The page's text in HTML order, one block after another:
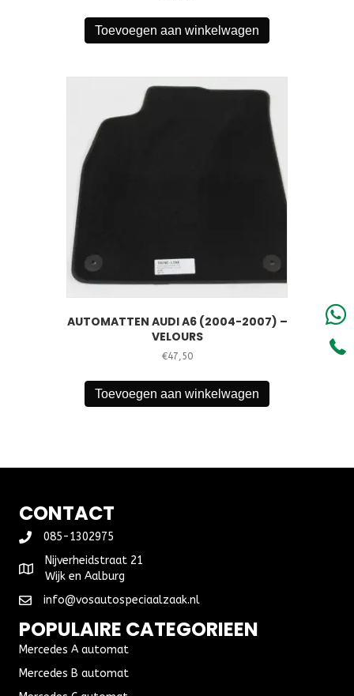
Toevoegen aan winkelwagen
AUTOMATTEN AUDI A6 (2004-2007) –
VELOURS
€47,50
Toevoegen aan winkelwagen
CONTACT
085-1302975
Nijverheidstraat 21
Wijk en Aalburg
info@vosautospeciaalzaak.nl
POPULAIRE CATEGORIEEN
Mercedes A automat
Mercedes B automat